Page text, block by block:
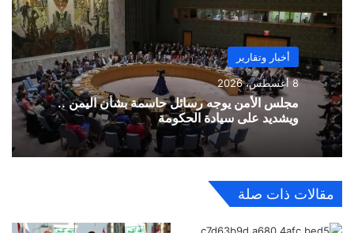
أخبار وتقارير
8 أغسطس، 2026
مجلس الأمن يوجه رسائل حاسمة بشأن اليمن ..
ويشديد على سيادة الحكومة
مقالات ذات صلة